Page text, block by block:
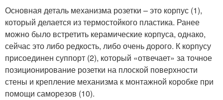
Основная деталь механизма розетки – это корпус (1),
который делается из термостойкого пластика. Ранее
можно было встретить керамические корпуса, однако,
сейчас это либо редкость, либо очень дорого. К корпусу
присоединен суппорт (2), который «отвечает» за точное
позиционирование розетки на плоской поверхности
стены и крепление механизма к монтажной коробке при
помощи саморезов (10).